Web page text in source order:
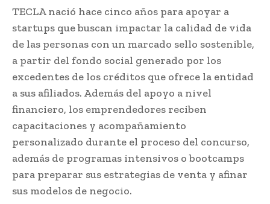
TECLA nació hace cinco años para apoyar a
startups que buscan impactar la calidad de vida
de las personas con un marcado sello sostenible,
a partir del fondo social generado por los
excedentes de los créditos que ofrece la entidad
a sus afiliados. Además del apoyo a nivel
financiero, los emprendedores reciben
capacitaciones y acompañamiento
personalizado durante el proceso del concurso,
además de programas intensivos o bootcamps
para preparar sus estrategias de venta y afinar
sus modelos de negocio.